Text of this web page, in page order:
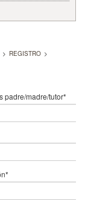
> REGISTRO >